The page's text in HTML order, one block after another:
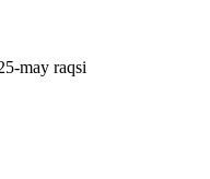
may raqsi